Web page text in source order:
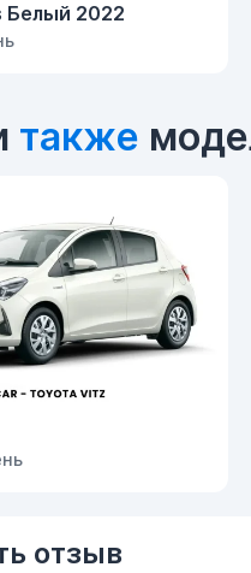
Белый 2022
также
отзыв